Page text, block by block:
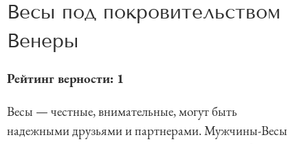
Весы под покровительством
Венеры
Рейтинг верности: 1
Весы — честные, внимательные, могут быть
надежными друзьями и партнерами. Мужчины-Весы